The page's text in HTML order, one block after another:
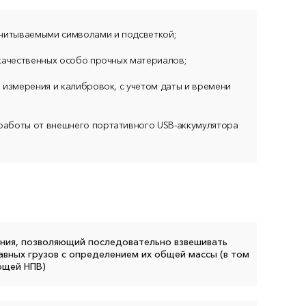
символами и подсветкой;
особо прочных материалов;
измерения и калибровок, с учетом даты и времени
от внешнего портативного USB-аккумулятора
позволяющий последовательно взвешивать
грузов с определением их общей массы (в том
НПВ)